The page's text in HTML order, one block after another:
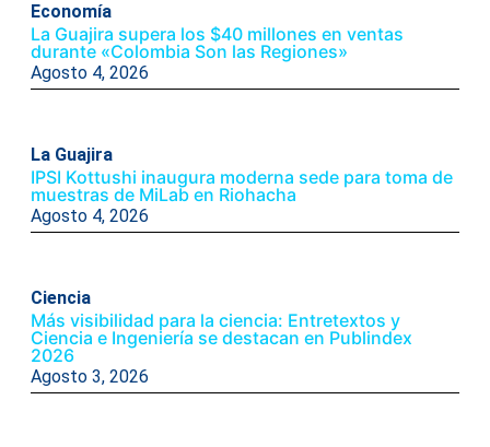
Economía
La Guajira supera los $40 millones en ventas
durante «Colombia Son las Regiones»
Agosto 4, 2026
La Guajira
IPSI Kottushi inaugura moderna sede para toma de
muestras de MiLab en Riohacha
Agosto 4, 2026
Ciencia
Más visibilidad para la ciencia: Entretextos y
Ciencia e Ingeniería se destacan en Publindex
2026
Agosto 3, 2026